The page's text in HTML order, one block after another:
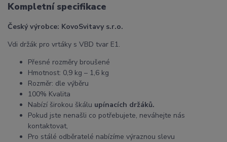
Kompletní specifikace
Český výrobce: KovoSvitavy s.r.o.
Vdi držák pro vrtáky s VBD tvar E1.
Přesné rozměry broušené
Hmotnost: 0,9 kg – 1,6 kg
Rozměr: dle výběru
100% Kvalita
Nabízí širokou škálu upínacích držáků.
Pokud jste nenašli co potřebujete, neváhejte nás
kontaktovat,
Pro stálé odběratelé nabízíme výraznou slevu